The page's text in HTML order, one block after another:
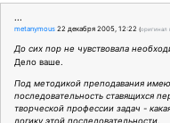
...
metanymous 22 декабря 2005, 12:22 (оригинал
До сих пор не чувствовала
Дело ваше.
Под методикой преподавания
последовательность ставящихся
творческой профессии задач -
логику этой последовательности.